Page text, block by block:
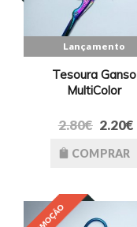
Lançamento
Tesoura Ganso
MultiColor
2.80€ 2.20€
COMPRAR